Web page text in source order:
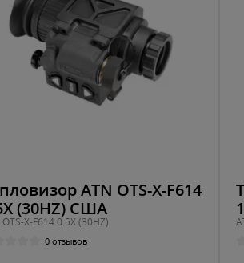
ATN OTS-X-F614
(30HZ) США
X-F614 0.5X (30HZ)
0 отзывов